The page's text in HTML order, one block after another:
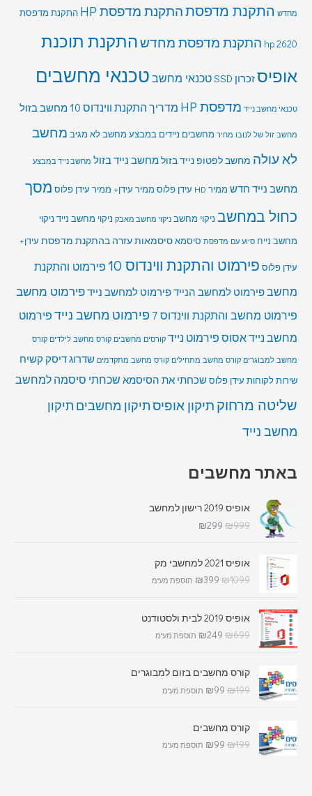
מחדש התקנת מדפסתהתקנת מדפסת HP התקנת מדפסת
hp 2620 התקנת מדפסת מחדשהתקנת תוכנת
אופיסזכרון SSD טכנאי מחשבטכנאי מחשבים
טכנאי מחשב נייד מדפסת HP מדריך התקנת ווינדוס 10 מחשב בזול
מחשב זול של לנובו מחיר מחשבים ניידים במבצע מחשב לא מגיב מחשב
לא עולה מחשב לפטופ נייד בזולמחשב נייד בזול מחשב נייד במבצע
מחשב נייד חדש ממיר HD עידן פלוס ממיר עידן+ ממיר עידן פלוס מסך
כחול במחשב ניקוי מחשב ניקוי מחשב מאבק ניקוי מחשב נייד ניקוי
מחשב נייח סיוע עם מדפסת סיסמאסיסמאותעזרה בהתקנת מדפסת עידן+
עידן פלוס פירמוט והתקנת ווינדוס 10
פירמוט והתקנת
מחשבפירמוט למחשב הניידפירמוט למחשב ניידפירמוט מחשב
פירמוט מחשב והתקנת ווינדוס 7 פירמוט מחשב נייד פירמוט
מחשב נייד אסוס פירמוט נייד קורסים מחשבים קורס מחשב לילדים קורס
מחשב למבוגרים קורס מחשב מתחילים קורס מחשב מתקדמים שדרוג דיסק קשיח
שירות לקוחות עידן פלוסשכחתי את הסיסמא שכחתי סיסמה למחשב
שליטה מרחוק תיקון אופיסתיקון מחשבים תיקון
מחשב נייד
באתר מחשבים
אופיס 2019 רישון למחשב
₪999
₪299
אופיס 2021 למחשבי מק
₪1099
₪399 תוספת מע"מ
אופיס 2019 לבית ולסטודנט
₪699
₪249 תוספת מע"מ
קורס מחשבים בזום למבוגרים
₪199
₪99 תוספת מע"מ
קורס מחשבים
₪199
₪99 תוספת מע"מ